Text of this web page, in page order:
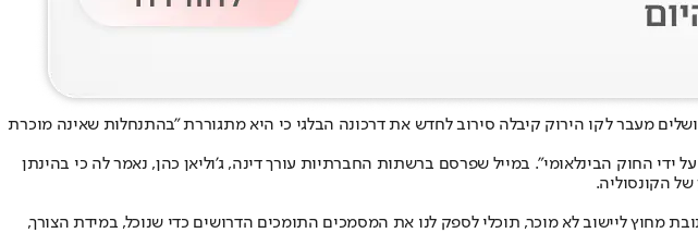
מעבר לקו הירוק קיבלה סירוב לחדש את דרכונה הבלגי כי היא מתגוררת "בהתנחלות שאינה מוכרת
החוק הבינלאומי". במייל שפרסם ברשתות החברתיות עורך דינה, ג'וליאן כהן, נאמר לה כי בהינתן
הקונסוליה.
ליישוב לא מוכר, תוכלי לספק לנו את המסמכים התומכים הדרושים כדי שנוכל, במידת הצורך,